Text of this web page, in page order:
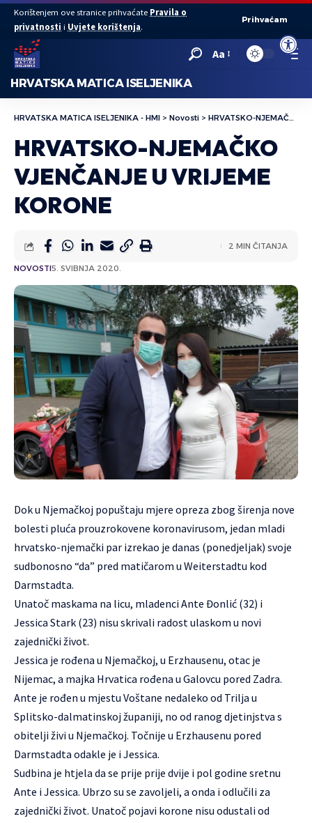
Open
Korištenjem ove stranice prihvaćate Pravila o
privatnosti i Uvjete korištenja.
Prihvaćam
Aa
HRVATSKA MATICA ISELJENIKA
HRVATSKA MATICA ISELJENIKA - HMI > Novosti > HRVATSKO-NJEMAČKO VJENČANJE U VRIJEME KORONE
HRVATSKO-NJEMAČKO
VJENČANJE U VRIJEME
KORONE
NOVOSTI5. SVIBNJA 2020.
2 MIN ČITANJA
Dok u Njemačkoj popuštaju mjere opreza zbog širenja nove
bolesti pluća prouzrokovene koronavirusom, jedan mladi
hrvatsko-njemački par izrekao je danas (ponedjeljak) svoje
sudbonosno “da” pred matičarom u Weiterstadtu kod
Darmstadta.
Unatoč maskama na licu, mladenci Ante Đonlić (32) i
Jessica Stark (23) nisu skrivali radost ulaskom u novi
zajednički život.
Jessica je rođena u Njemačkoj, u Erzhausenu, otac je
Nijemac, a majka Hrvatica rođena u Galovcu pored Zadra.
Ante je rođen u mjestu Voštane nedaleko od Trilja u
Splitsko-dalmatinskoj županiji, no od ranog djetinjstva s
obitelji živi u Njemačkoj. Točnije u Erzhausenu pored
Darmstadta odakle je i Jessica.
Sudbina je htjela da se prije prije dvije i pol godine sretnu
Ante i Jessica. Ubrzo su se zavoljeli, a onda i odlučili za
zajednički život. Unatoč pojavi korone nisu odustali od